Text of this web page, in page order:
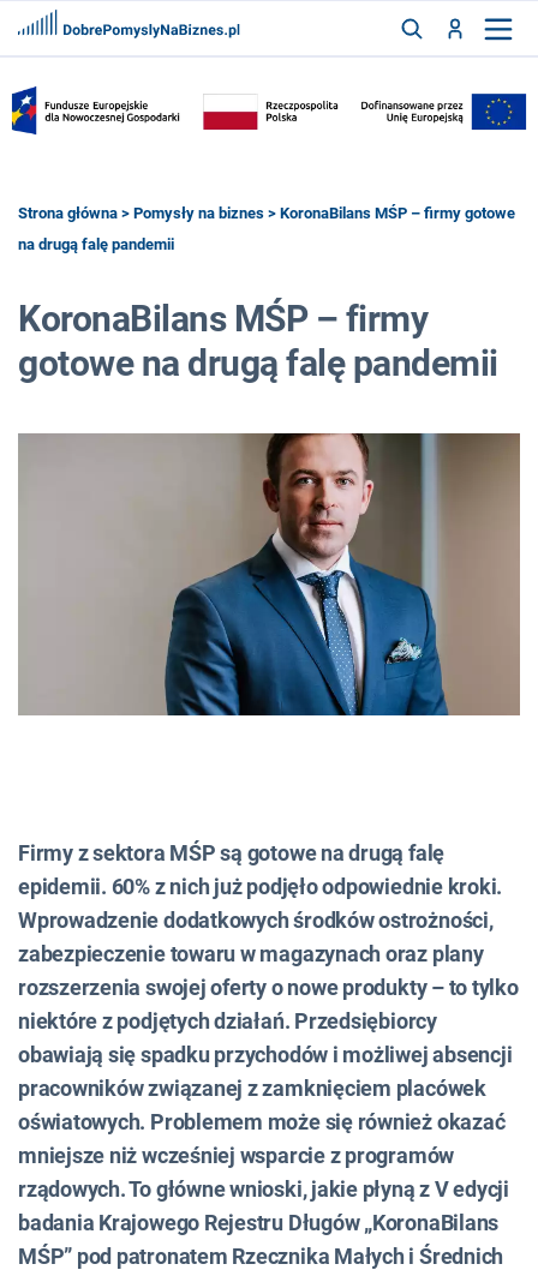
ZAREJESTRUJ
FRANCZYZY
Strona główna > Pomysły na biznes > KoronaBilans MŚP – firmy gotowe
na drugą falę pandemii
KoronaBilans MŚP – firmy
gotowe na drugą falę pandemii
Firmy z sektora MŚP są gotowe na drugą falę
epidemii. 60% z nich już podjęło odpowiednie kroki.
Wprowadzenie dodatkowych środków ostrożności,
zabezpieczenie towaru w magazynach oraz plany
rozszerzenia swojej oferty o nowe produkty – to tylko
niektóre z podjętych działań. Przedsiębiorcy
obawiają się spadku przychodów i możliwej absencji
pracowników związanej z zamknięciem placówek
oświatowych. Problemem może się również okazać
mniejsze niż wcześniej wsparcie z programów
rządowych. To główne wnioski, jakie płyną z V edycji
badania Krajowego Rejestru Długów „KoronaBilans
MŚP” pod patronatem Rzecznika Małych i Średnich